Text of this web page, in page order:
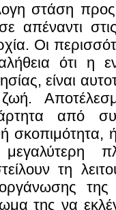
στάση προς
απέναντι
Οι
ότι η
είναι
από
σκοπιμότητα,
τη
της
της να